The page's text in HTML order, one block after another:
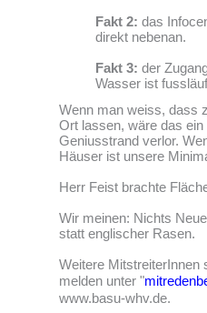
Fakt 2: das
direkt nebenan.
Fakt 3: der
Wasser ist
Wenn man weiss, dass
Ort lassen, wäre das
Geniusstrand verlor.
Häuser ist unsere
Herr Feist brachte
Wir meinen: Nichts
statt englischer Rasen.
Weitere MitstreiterInnen
melden unter "
www.basu-whv.de.